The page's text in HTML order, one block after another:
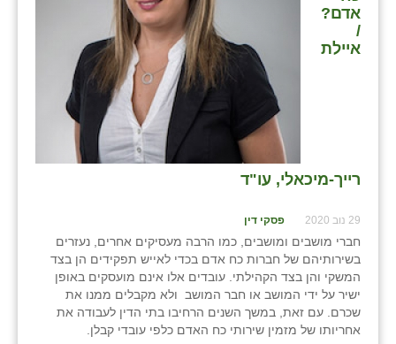
אדם?
/
איילת
רייך-מיכאלי, עו"ד
29 נוב 2020 פסקי דין
חברי מושבים ומושבים, כמו הרבה מעסיקים אחרים, נעזרים
בשירותיהם של חברות כח אדם בכדי לאייש תפקידים הן בצד
המשקי והן בצד הקהילתי. עובדים אלו אינם מועסקים באופן
ישיר על ידי המושב או חבר המושב ולא מקבלים ממנו את
שכרם. עם זאת, במשך השנים הרחיבו בתי הדין לעבודה את
אחריותו של מזמין שירותי כח האדם כלפי עובדי קבלן.
בני ציון
בצרה
גני עם
גני יהודה
גנות